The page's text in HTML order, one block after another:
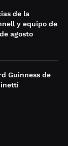
de la
y equipo de
agosto
Guinness de